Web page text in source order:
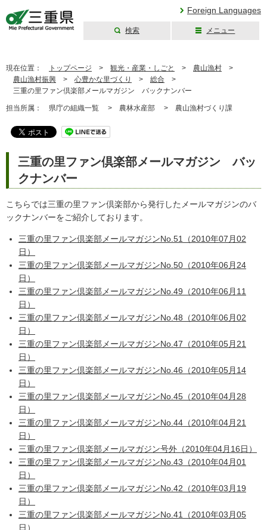
Foreign Languages
検索 メニュー
現在位置： トップページ > 観光・産業・しごと > 農山漁村 >
農山漁村振興 > 心豊かな里づくり > 総合 >
三重の里ファン倶楽部メールマガジン バックナンバー
担当所属： 県庁の組織一覧 > 農林水産部 > 農山漁村づくり課
三重の里ファン倶楽部メールマガジン バッ
クナンバー
こちらでは三重の里ファン倶楽部から発行したメールマガジンのバ
ックナンバーをご紹介しております。
三重の里ファン倶楽部メールマガジンNo.51（2010年07月02
日）
三重の里ファン倶楽部メールマガジンNo.50（2010年06月24
日）
三重の里ファン倶楽部メールマガジンNo.49（2010年06月11
日）
三重の里ファン倶楽部メールマガジンNo.48（2010年06月02
日）
三重の里ファン倶楽部メールマガジンNo.47（2010年05月21
日）
三重の里ファン倶楽部メールマガジンNo.46（2010年05月14
日）
三重の里ファン倶楽部メールマガジンNo.45（2010年04月28
日）
三重の里ファン倶楽部メールマガジンNo.44（2010年04月21
日）
三重の里ファン倶楽部メールマガジン号外（2010年04月16日）
三重の里ファン倶楽部メールマガジンNo.43（2010年04月01
日）
三重の里ファン倶楽部メールマガジンNo.42（2010年03月19
日）
三重の里ファン倶楽部メールマガジンNo.41（2010年03月05
日）